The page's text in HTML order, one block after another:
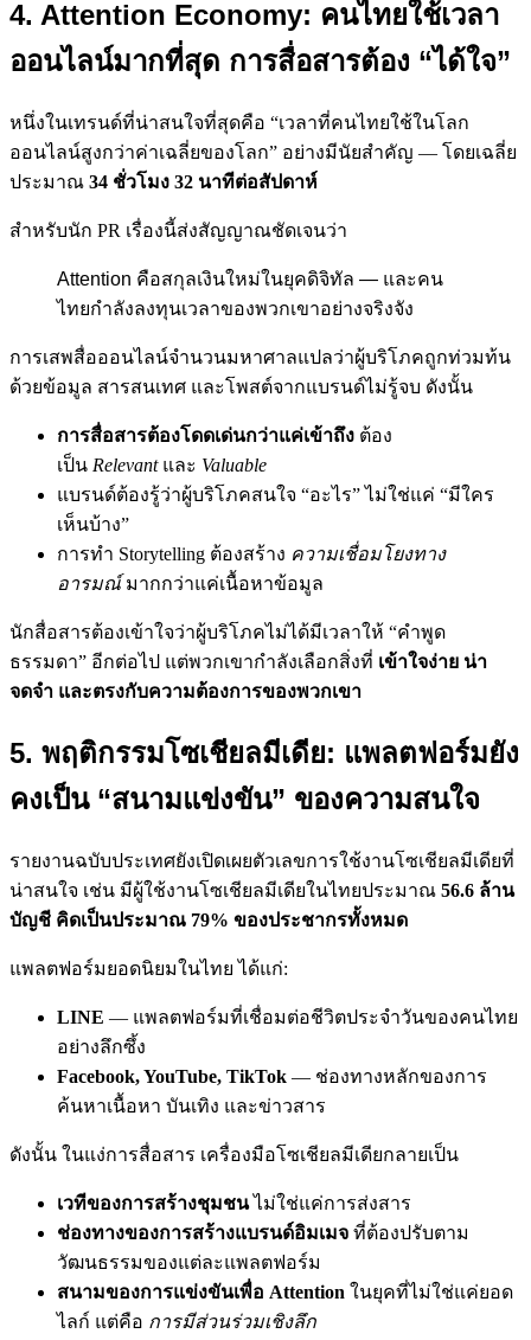
4. Attention Economy: คนไทยใช้เวลา
ออนไลน์มากที่สุด การสื่อสารต้อง “ได้ใจ”
หนึ่งในเทรนด์ที่น่าสนใจที่สุดคือ “เวลาที่คนไทยใช้ในโลก
ออนไลน์สูงกว่าค่าเฉลี่ยของโลก” อย่างมีนัยสำคัญ — โดยเฉลี่ย
ประมาณ 34 ชั่วโมง 32 นาทีต่อสัปดาห์
สำหรับนัก PR เรื่องนี้ส่งสัญญาณชัดเจนว่า
Attention คือสกุลเงินใหม่ในยุคดิจิทัล — และคน
ไทยกำลังลงทุนเวลาของพวกเขาอย่างจริงจัง
การเสพสื่อออนไลน์จำนวนมหาศาลแปลว่าผู้บริโภคถูกท่วมท้น
ด้วยข้อมูล สารสนเทศ และโพสต์จากแบรนด์ไม่รู้จบ ดังนั้น
การสื่อสารต้องโดดเด่นกว่าแค่เข้าถึง ต้อง
เป็น Relevantและ Valuable
แบรนด์ต้องรู้ว่าผู้บริโภคสนใจ “อะไร” ไม่ใช่แค่ “มีใคร
เห็นบ้าง”
การทำ Storytelling ต้องสร้าง ความเชื่อมโยงทาง
อารมณ์มากกว่าแค่เนื้อหาข้อมูล
นักสื่อสารต้องเข้าใจว่าผู้บริโภคไม่ได้มีเวลาให้ “คำพูด
ธรรมดา” อีกต่อไป แต่พวกเขากำลังเลือกสิ่งที่ เข้าใจง่าย น่า
จดจำ และตรงกับความต้องการของพวกเขา
5. พฤติกรรมโซเชียลมีเดีย: แพลตฟอร์มยัง
คงเป็น “สนามแข่งขัน” ของความสนใจ
รายงานฉบับประเทศยังเปิดเผยตัวเลขการใช้งานโซเชียลมีเดียที่
น่าสนใจ เช่น มีผู้ใช้งานโซเชียลมีเดียในไทยประมาณ 56.6 ล้าน
บัญชี คิดเป็นประมาณ 79% ของประชากรทั้งหมด
แพลตฟอร์มยอดนิยมในไทย ได้แก่:
LINE — แพลตฟอร์มที่เชื่อมต่อชีวิตประจำวันของคนไทย
อย่างลึกซึ้ง
Facebook, YouTube, TikTok — ช่องทางหลักของการ
ค้นหาเนื้อหา บันเทิง และข่าวสาร
ดังนั้น ในแง่การสื่อสาร เครื่องมือโซเชียลมีเดียกลายเป็น
เวทีของการสร้างชุมชนไม่ใช่แค่การส่งสาร
ช่องทางของการสร้างแบรนด์อิมเมจ ที่ต้องปรับตาม
วัฒนธรรมของแต่ละแพลตฟอร์ม
สนามของการแข่งขันเพื่อ Attention ในยุคที่ไม่ใช่แค่ยอด
ไลก์ แต่คือ การมีส่วนร่วมเชิงลึก